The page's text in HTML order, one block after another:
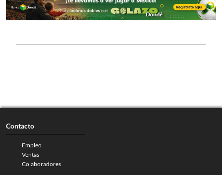
Contacto
Empleo
Ventas
Colaboradores